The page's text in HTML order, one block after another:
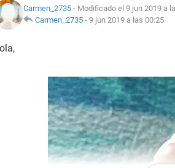
Carmen_2735 - Modificado el 9 jun 2019 a
Carmen_2735 - 9 jun 2019 a las 00:25